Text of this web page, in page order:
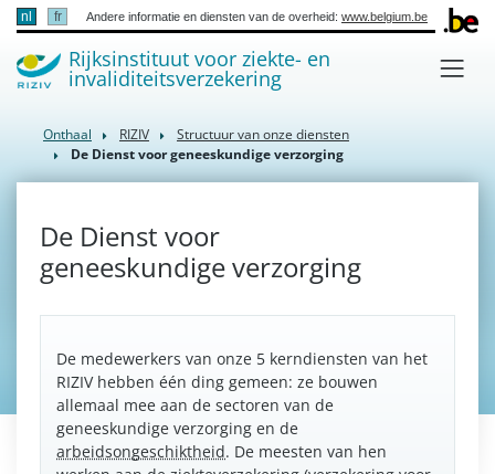
nl fr Andere informatie en diensten van de overheid: www.belgium.be
Rijksinstituut voor ziekte- en
invaliditeitsverzekering
Onthaal RIZIV
Structuur van onze diensten
De Dienst voor geneeskundige verzorging
De Dienst voor
geneeskundige verzorging
De medewerkers van onze 5 kerndiensten van het
RIZIV hebben één ding gemeen: ze bouwen
allemaal mee aan de sectoren van de
geneeskundige verzorging en de
arbeidsongeschiktheid. De meesten van hen